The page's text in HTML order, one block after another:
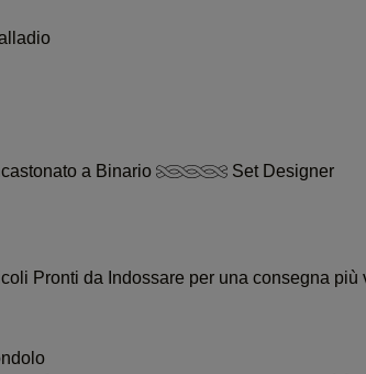
a Binario
Set Designer
Pronti da Indossare per una consegna più